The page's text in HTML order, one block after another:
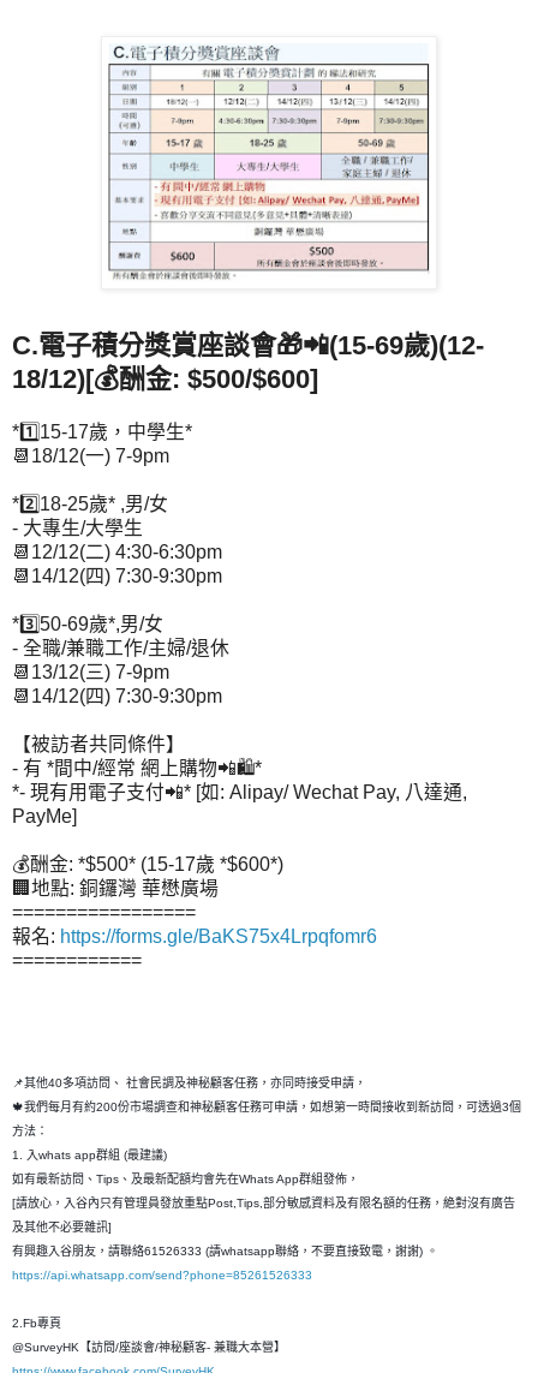
C.電子積分獎賞座談會🎁📲(15-69歲)(12-
18/12)[💰酬金: $500/$600]
*1️⃣15-17歲，中學生*
📆18/12(一) 7-9pm
*2️⃣18-25歲* ,男/女
- 大專生/大學生
📆12/12(二) 4:30-6:30pm
📆14/12(四) 7:30-9:30pm
*3️⃣50-69歲*,男/女
- 全職/兼職工作/主婦/退休
📆13/12(三) 7-9pm
📆14/12(四) 7:30-9:30pm
【被訪者共同條件】
- 有 *間中/經常 網上購物📲🛍️*
*- 現有用電子支付📲* [如: Alipay/ Wechat Pay, 八達通,
PayMe]
💰酬金: *$500* (15-17歲 *$600*)
🏢地點: 銅鑼灣 華懋廣場
=================
報名: https://forms.gle/BaKS75x4Lrpqfomr6
============
📌其他40多項訪問、 社會民調及神秘顧客任務，亦同時接受申請，
🍁我們每月有約200份市場調查和神秘顧客任務可申請，如想第一時間接收到新訪問，可透過3個
方法：
1. 入whats app群組 (最建議)
如有最新訪問、Tips、及最新配額均會先在Whats App群組發佈，
[請放心，入谷內只有管理員發放重點Post,Tips,部分敏感資料及有限名額的任務，絶對沒有廣告
及其他不必要雜訊]
有興趣入谷朋友，請聯絡61526333 (請whatsapp聯絡，不要直接致電，謝謝) 。
https://api.whatsapp.com/send?phone=85261526333
2.Fb專頁
@SurveyHK【訪問/座談會/神秘顧客- 兼職大本營】